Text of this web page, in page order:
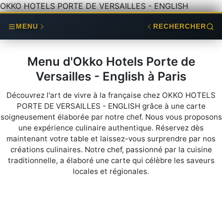
OKKO HOTELS PORTE DE VERSAILLES - ENGLISH
MENU RECHERCHER
Menu d'Okko Hotels Porte de
Versailles - English à Paris
Découvrez l'art de vivre à la française chez OKKO HOTELS
PORTE DE VERSAILLES - ENGLISH grâce à une carte
soigneusement élaborée par notre chef. Nous vous proposons
une expérience culinaire authentique. Réservez dès
maintenant votre table et laissez-vous surprendre par nos
créations culinaires. Notre chef, passionné par la cuisine
traditionnelle, a élaboré une carte qui célèbre les saveurs
locales et régionales.